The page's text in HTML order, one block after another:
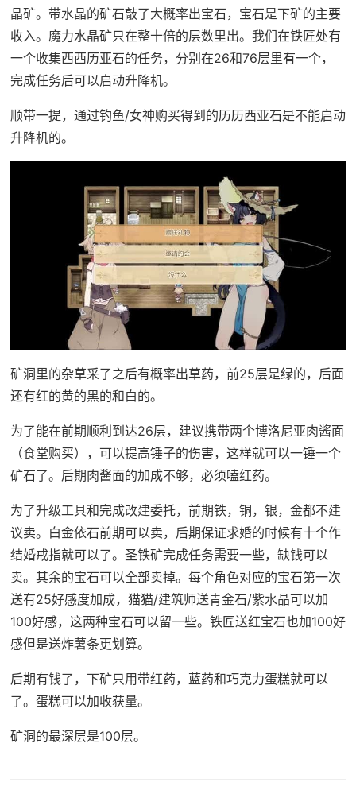
晶矿。带水晶的矿石敲了大概率出宝石，宝石是下矿的主要
收入。魔力水晶矿只在整十倍的层数里出。我们在铁匠处有
一个收集西西历亚石的任务，分别在26和76层里有一个，
完成任务后可以启动升降机。
顺带一提，通过钓鱼/女神购买得到的历历西亚石是不能启动
升降机的。
矿洞里的杂草采了之后有概率出草药，前25层是绿的，后面
还有红的黄的黑的和白的。
为了能在前期顺利到达26层，建议携带两个博洛尼亚肉酱面
（食堂购买），可以提高锤子的伤害，这样就可以一锤一个
矿石了。后期肉酱面的加成不够，必须嗑红药。
为了升级工具和完成改建委托，前期铁，铜，银，金都不建
议卖。白金依石前期可以卖，后期保证求婚的时候有十个作
结婚戒指就可以了。圣铁矿完成任务需要一些，缺钱可以
卖。其余的宝石可以全部卖掉。每个角色对应的宝石第一次
送有25好感度加成，猫猫/建筑师送青金石/紫水晶可以加
100好感，这两种宝石可以留一些。铁匠送红宝石也加100好
感但是送炸薯条更划算。
后期有钱了，下矿只用带红药，蓝药和巧克力蛋糕就可以
了。蛋糕可以加收获量。
矿洞的最深层是100层。